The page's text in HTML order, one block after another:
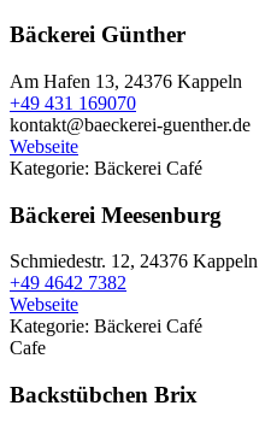
Bäckerei Günther
Am Hafen 13, 24376 Kappeln
+49 431 169070
kontakt@baeckerei-guenther.de
Webseite
Kategorie: Bäckerei Café
Bäckerei Meesenburg
Schmiedestr. 12, 24376 Kappeln
+49 4642 7382
Webseite
Kategorie: Bäckerei Café
Cafe
Backstübchen Brix